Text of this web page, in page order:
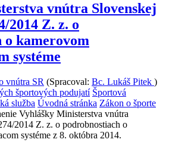
vnútra Slovenskej
2014 Z. z. o
o kamerovom
systéme
vnútra SR (Spracoval: Bc. Lukáš Pitek )
športových podujatí Športová
služba Úvodná stránka Zákon o športe
Vyhlášky Ministerstva vnútra
2014 Z. z. o podrobnostiach o
systéme z 8. októbra 2014.